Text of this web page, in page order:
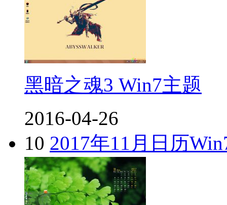
黑暗之魂3 Win7主题
2016-04-26
10 2017年11月日历